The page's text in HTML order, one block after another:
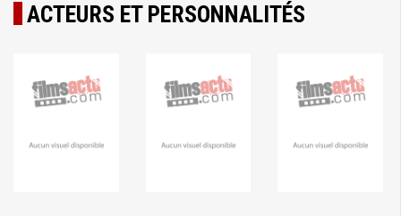
ACTEURS ET PERSONNALITÉS